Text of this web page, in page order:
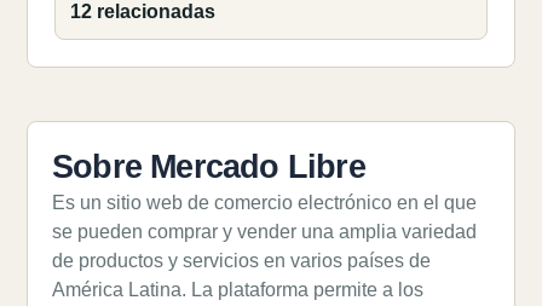
12 relacionadas
Sobre Mercado Libre
Es un sitio web de comercio electrónico en el que
se pueden comprar y vender una amplia variedad
de productos y servicios en varios países de
América Latina. La plataforma permite a los